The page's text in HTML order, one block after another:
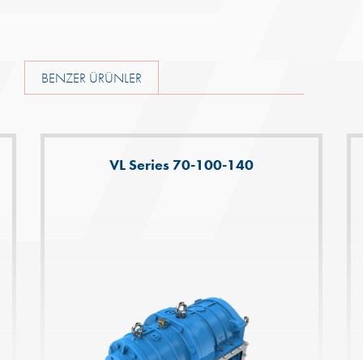
VL Series 70-100-140
BENZER ÜRÜNLER